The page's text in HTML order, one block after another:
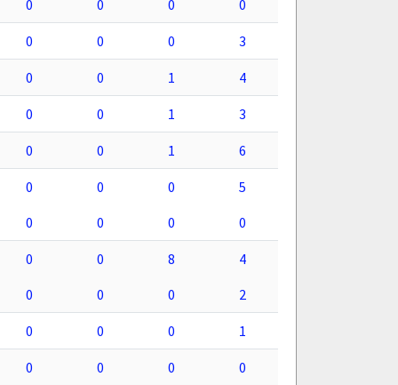
0 0 0 0
0 0 0 3
0 0 1 4
0 0 1 3
0 0 1 6
0 0 0
5
0 0 0 0
0 0 8
4
0 0 0 2
0 0 0 1
0 0 0 0